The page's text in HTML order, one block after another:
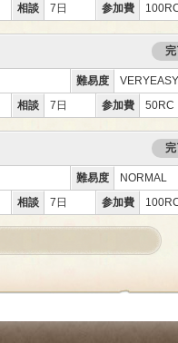
相談 7日 参加費
完
難易度
VERYEASY
相談 7日 参加費 50RC
完
難易度
NORMAL
相談 7日 参加費